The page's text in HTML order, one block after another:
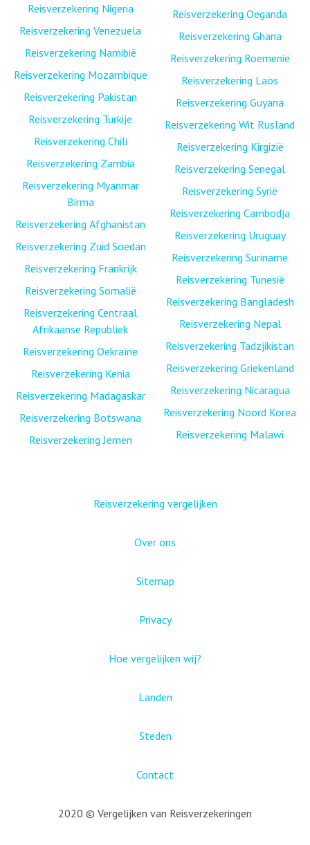
Reisverzekering Nigeria
Reisverzekering Venezuela
Reisverzekering Namibië
Reisverzekering Mozambique
Reisverzekering Pakistan
Reisverzekering Turkije
Reisverzekering Chili
Reisverzekering Zambia
Reisverzekering Myanmar
Birma
Reisverzekering Afghanistan
Reisverzekering Zuid Soedan
Reisverzekering Frankrijk
Reisverzekering Somalië
Reisverzekering Centraal
Afrikaanse Republiek
Reisverzekering Oekraïne
Reisverzekering Kenia
Reisverzekering Madagaskar
Reisverzekering Botswana
Reisverzekering Jemen
Reisverzekering Oeganda
Reisverzekering Ghana
Reisverzekering Roemenië
Reisverzekering Laos
Reisverzekering Guyana
Reisverzekering Wit Rusland
Reisverzekering Kirgizië
Reisverzekering Senegal
Reisverzekering Syrië
Reisverzekering Cambodja
Reisverzekering Uruguay
Reisverzekering Suriname
Reisverzekering Tunesië
Reisverzekering Bangladesh
Reisverzekering Nepal
Reisverzekering Tadzjikistan
Reisverzekering Griekenland
Reisverzekering Nicaragua
Reisverzekering Noord Korea
Reisverzekering Malawi
Reisverzekering vergelijken
Over ons
Sitemap
Privacy
Hoe vergelijken wij?
Landen
Steden
Contact
2020 © Vergelijken van Reisverzekeringen